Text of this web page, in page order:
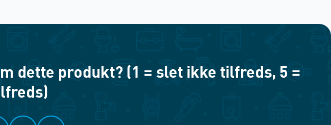
dette produkt? (1 = slet ikke tilfreds, 5 =